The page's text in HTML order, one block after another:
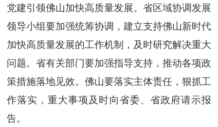
党建引领佛山加快高质量发展。省区域协调发展
领导小组要加强统筹协调，建立支持佛山新时代
加快高质量发展的工作机制，及时研究解决重大
问题。省有关部门要加强指导支持，推动各项政
策措施落地见效。佛山要落实主体责任，狠抓工
作落实，重大事项及时向省委、省政府请示报
告。